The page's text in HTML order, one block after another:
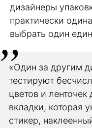
дизайнеры
практически
выбрать один
«Один за другим
тестируют
цветов и
вкладки, которая
стикер,